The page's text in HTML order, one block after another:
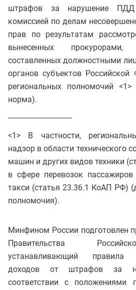
штрафов за нарушение ПДД
комиссией по делам
прав по результатам
вынесенных
составленных должностными
органов субъектов
региональных полномочий
норма).
--------------------------------
<1> В частности,
надзор в области технического
машин и других видов техники
в сфере перевозок
такси (статья 23.36.1 КоАП РФ)
полномочия).
Минфином России подготовлен
Правительства
устанавливающий правила
доходов от штрафов за
соответствии с положениями